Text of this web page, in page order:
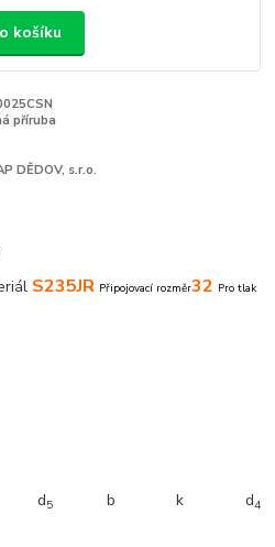
košíku
příruba
DĚDOV, s.r.o.
S235JR Připojovací rozměr32 Pro tlak
d5 b k d4